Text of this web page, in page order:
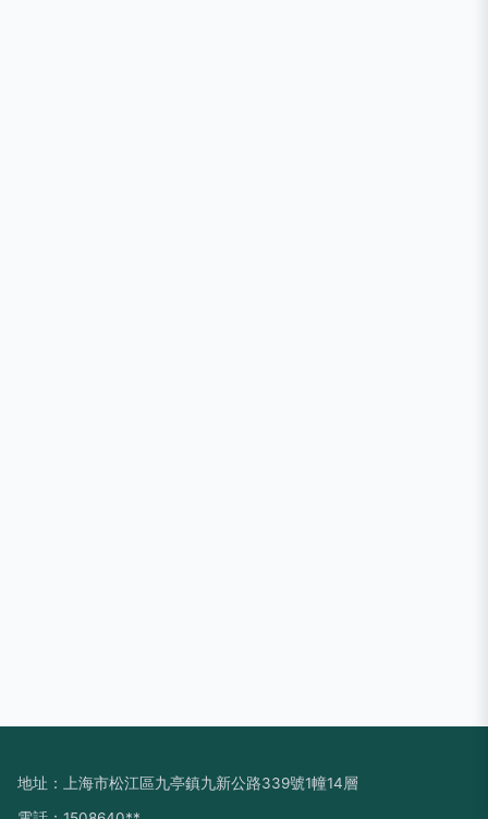
地址：上海市松江區九亭鎮九新公路339號1幢14層